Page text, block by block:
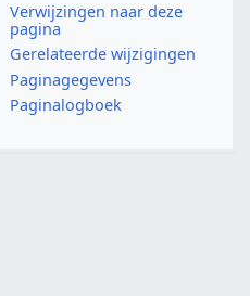
Verwijzingen naar deze
pagina
Gerelateerde wijzigingen
Paginagegevens
Paginalogboek